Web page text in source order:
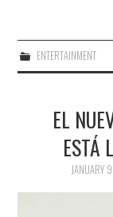
ENTERTAINMENT
EL
ESTÁ
JANUARY